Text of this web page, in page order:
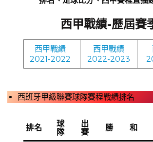
排名、足球比分、西甲賽程直播
西甲戰績-歷屆賽
西甲戰績
2021-2022
西甲戰績
2022-2023
西班牙甲級聯賽球隊賽程戰績排名
排名
球
隊
出
賽
勝 和